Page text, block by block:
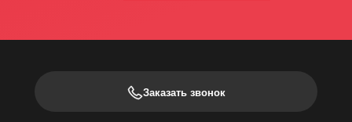
Заказать звонок